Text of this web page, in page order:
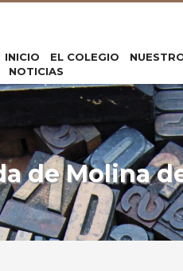
INICIO EL COLEGIO
NOTICIAS
de Molina